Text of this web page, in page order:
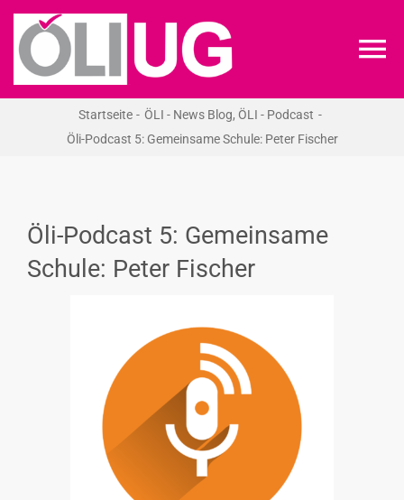
Zum
Inhalt
springen
NEWS
VERANSTALTUNGEN
INTERESSENSVERTRETUNG
Startseite ÖLI - News Blog ÖLI - Podcast
Öli-Podcast 5: Gemeinsame Schule: Peter Fischer
Öli-Podcast 5: Gemeinsame
Schule: Peter Fischer